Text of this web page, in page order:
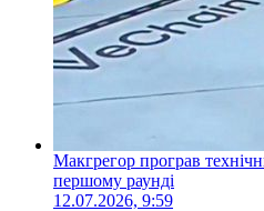
Макгрегор програв
першому раунді
12.07.2026, 9:59